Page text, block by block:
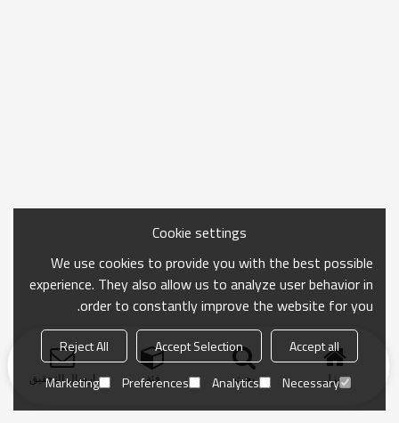
منزل بحث فئة ارسال التحقيق
Cookie settings
We use cookies to provide you with the best possible
experience. They also allow us to analyze user behavior in
order to constantly improve the website for you.
Accept all
Accept Selection
Reject All
Necessary
Analytics
Preferences
Marketing